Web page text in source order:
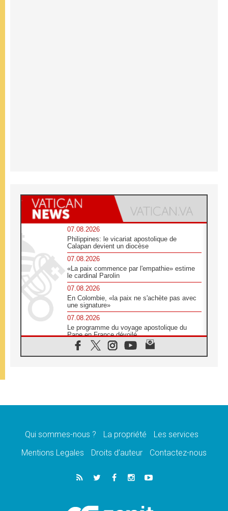
07.08.2026
Philippines: le vicariat apostolique de
Calapan devient un diocèse
07.08.2026
«La paix commence par l'empathie» estime
le cardinal Parolin
07.08.2026
En Colombie, «la paix ne s'achète pas avec
une signature»
07.08.2026
Le programme du voyage apostolique du
Pape en France dévoilé
07.08.2026
1ère Conférence continentale sur l'éducation
07.08.2026
07.08.2026
lancement des «dix jours de prière pour la
06.08.2026
Préparatifs des JMJ 2027 à Séoul: «c'est
Qui sommes-nous ? La propriété
Les services
Mentions Legales
Droits d’auteur Contactez-nous